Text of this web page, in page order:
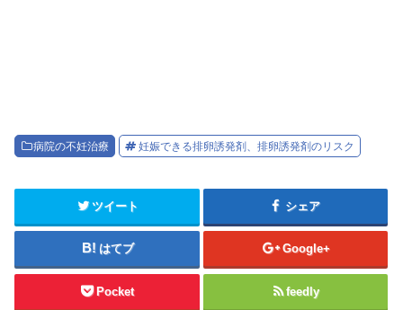
病院の不妊治療 妊娠できる排卵誘発剤、排卵誘発剤のリスク
ツイート シェア
はてブ Google+
Pocket feedly